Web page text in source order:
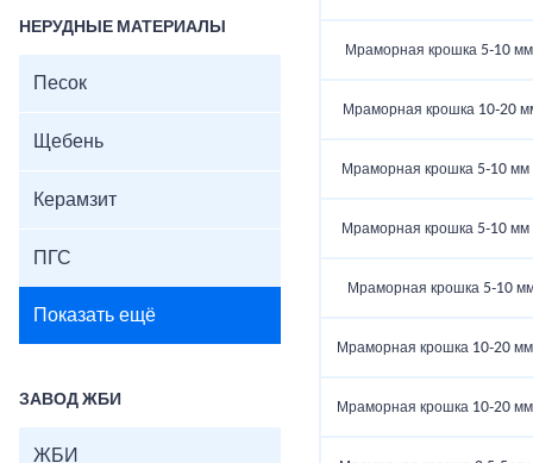
НЕРУДНЫЕ МАТЕРИАЛЫ
Песок
Щебень
Керамзит
ПГС
Показать ещё
ЗАВОД ЖБИ
ЖБИ
Мраморная крошка 5-10 мм
Мраморная крошка 10-20
Мраморная крошка 5-10 мм
Мраморная крошка 5-10 мм
Мраморная крошка 5-10 мм
Мраморная крошка 10-20 мм
Мраморная крошка 10-20 мм